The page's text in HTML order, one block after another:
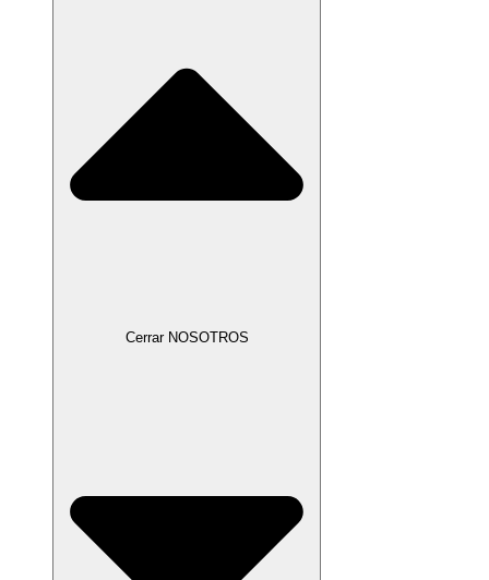
Cerrar NOSOTROS